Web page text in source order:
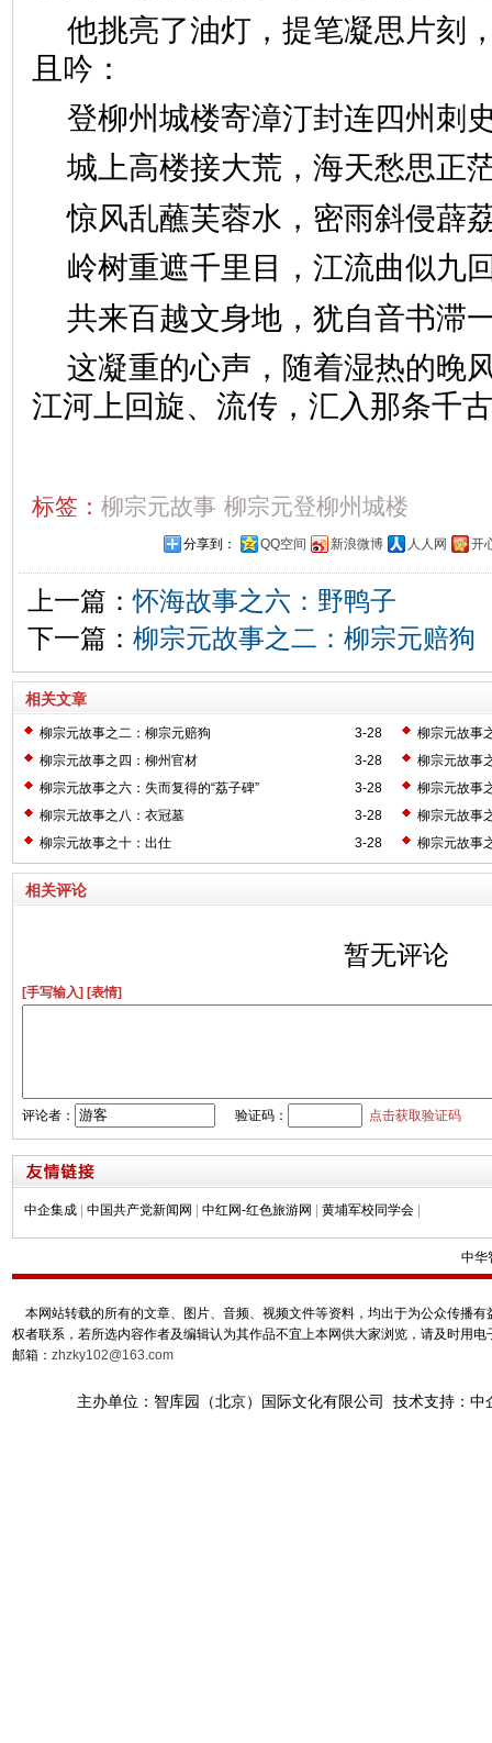
他挑亮了油灯，提笔凝思片刻
且吟：
登柳州城楼寄漳汀封连四州刺
城上高楼接大荒，海天愁思正
惊风乱蘸芙蓉水，密雨斜侵薜
岭树重遮千里目，江流曲似九
共来百越文身地，犹自音书滞
这凝重的心声，随着湿热的晚
江河上回旋、流传，汇入那条千
标签： 柳宗元故事 柳宗元登柳州城楼
分享到： QQ空间 新浪微博 人人网 开
上一篇：怀海故事之六：野鸭子
下一篇： 柳宗元故事之二：柳宗元赔狗
相关文章
3-28
柳宗元故事之二：柳宗元赔狗
柳宗元故事
3-28
柳宗元故事之四：柳州官材
柳宗元故事
3-28
柳宗元故事之六：失而复得的“荔子碑”
柳宗元故事
3-28
柳宗元故事之八：衣冠墓
柳宗元故事
3-28
柳宗元故事之十：出仕 柳宗元故事
相关评论
暂无评论
[手写输入] [表情]
评论者： 验证码： 点击获取验证码
中企集成 中国共产党新闻网 中红网-红色旅游网 黄埔军校同学会
中华
本网站转载的所有的文章、图片、音频、视频文件等资料，均出于为公众传播
权者联系，若所选内容作者及编辑认为其作品不宜上本网供大家浏览，请及时用
邮箱： zhzky102@163.com
主办单位：智库园（北京）国际文化有限公司 技术支持：